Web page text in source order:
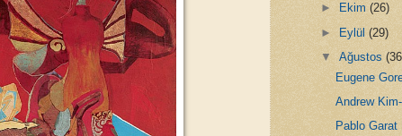
►
Ekim(26)
► Eylül(29)
▼Ağustos
Eugene
Andrew
Pablo Garat